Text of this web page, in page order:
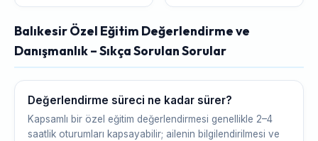
Balıkesir Özel Eğitim Değerlendirme ve
Danışmanlık – Sıkça Sorulan Sorular
Değerlendirme süreci ne kadar sürer?
Kapsamlı bir özel eğitim değerlendirmesi genellikle 2–4
saatlik oturumları kapsayabilir; ailenin bilgilendirilmesi ve